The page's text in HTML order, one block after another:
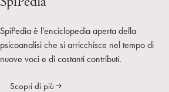
SpiPedia è l’enciclopedia aperta della
psicoanalisi che si arricchisce nel tempo di
nuove voci e di costanti contributi.
Scopri di più